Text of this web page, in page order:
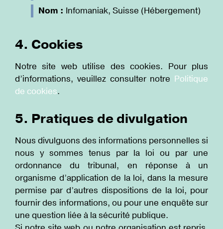
Nom : Infomaniak, Suisse (Hébergement)
4. Cookies
Notre site web utilise des cookies. Pour plus
d’informations, veuillez consulter notre Politique
de cookies.
5. Pratiques de divulgation
Nous divulguons des informations personnelles si
nous y sommes tenus par la loi ou par une
ordonnance du tribunal, en réponse à un
organisme d’application de la loi, dans la mesure
permise par d’autres dispositions de la loi, pour
fournir des informations, ou pour une enquête sur
une question liée à la sécurité publique.